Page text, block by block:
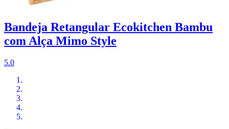
Bandeja Retangular Ecokitchen Bambu
com Alça Mimo Style
5.0